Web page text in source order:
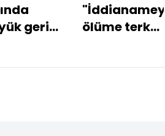
geri
"İddianameye
ölüme terk